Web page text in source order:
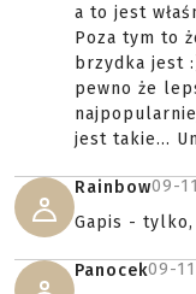
a to jest
Poza tym to
brzydka jest :]
pewno że
jest takie...
Rainbow09-
Gapis - tylko,
Panocek09-